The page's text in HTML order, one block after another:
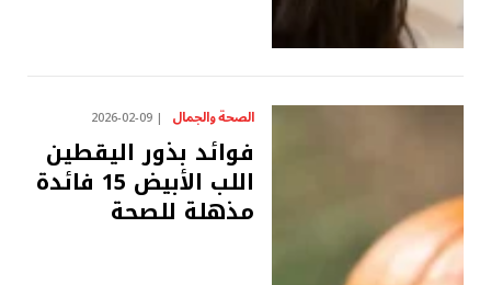
الصحة والجمال 2026-02-09
فوائد بذور اليقطين
اللب الأبيض 15 فائدة
مذهلة للصحة